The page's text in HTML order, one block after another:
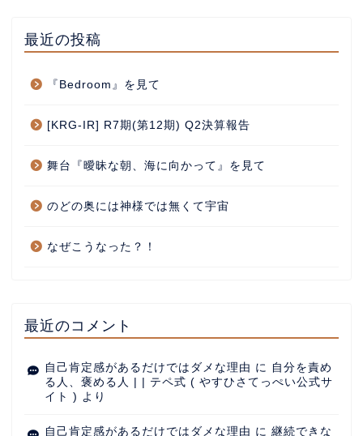
最近の投稿
『Bedroom』を見て
[KRG-IR] R7期(第12期) Q2決算報告
舞台『曖昧な朝、海に向かって』を見て
のどの奥には神様では無くて宇宙
なぜこうなった？！
最近のコメント
自己肯定感があるだけではダメな理由 に 自分を責め
る人、褒める人 | | テペ式 ( やすひさてっぺい公式サ
イト ) より
自己肯定感があるだけではダメな理由 に 継続できな